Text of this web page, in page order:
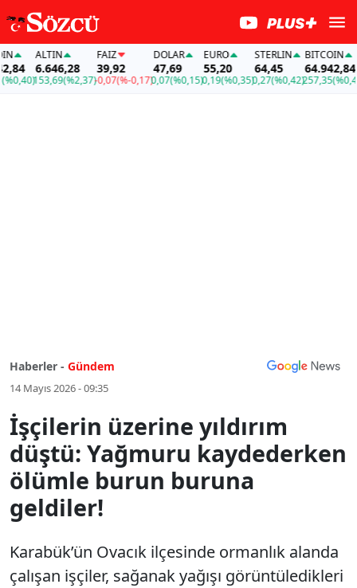
ALTIN
6.646,28
153,69(%2,37)
FAİZ
39,92
-0,07(%-0,17)
DOLAR
47,69
0,07(%0,15)
EURO
55,20
0,19(%0,35)
STERLIN
64,45
0,27(%0,42)
BITCOIN
64.942,84
257,35(%0,40)
Haberler - Gündem
14 Mayıs 2026 - 09:35
İşçilerin üzerine yıldırım
düştü: Yağmuru kaydederken
ölümle burun buruna
geldiler!
Karabük’ün Ovacık ilçesinde ormanlık alanda
çalışan işçiler, sağanak yağışı görüntüledikleri